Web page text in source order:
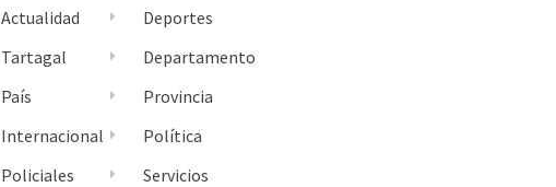
Actualidad
Tartagal
País
Internacional
Policiales
Deportes
Departamento
Provincia
Política
Servicios